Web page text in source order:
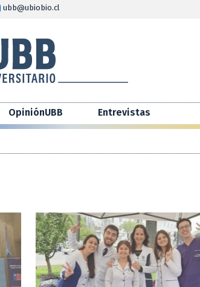
ubb@ubiobio.cl
OpiniónUBB Entrevistas